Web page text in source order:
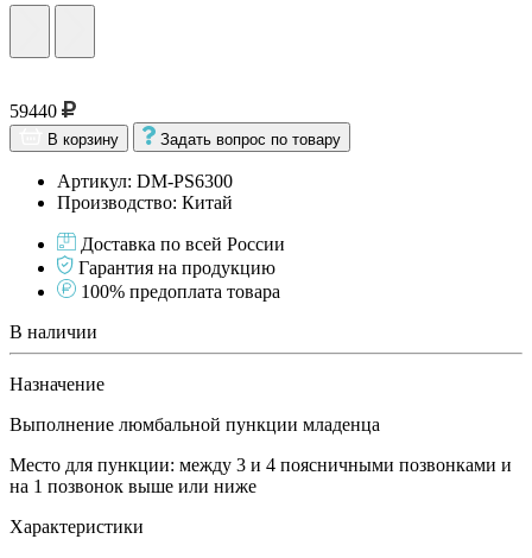
59440
В корзину Задать вопрос по товару
Артикул: DM-PS6300
Производство: Китай
Доставка по всей России
Гарантия на продукцию
100% предоплата товара
В наличии
Назначение
Выполнение люмбальной пункции младенца
Место для пункции: между 3 и 4 поясничными позвонками и
на 1 позвонок выше или ниже
Характеристики